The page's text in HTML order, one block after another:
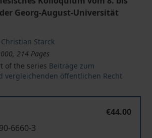
Georg-August-Universität
Christian Starck
214 Pages
of the series Beiträge zum
vergleichenden öffentlichen Recht
€44.00
6660-3